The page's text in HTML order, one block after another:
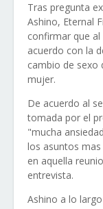
Tras pregunta
Ashino, Eternal
confirmar que
acuerdo con la
cambio de sexo
mujer.
De acuerdo al
tomada por el
"mucha
los asuntos
en aquella
entrevista.
Ashino a lo